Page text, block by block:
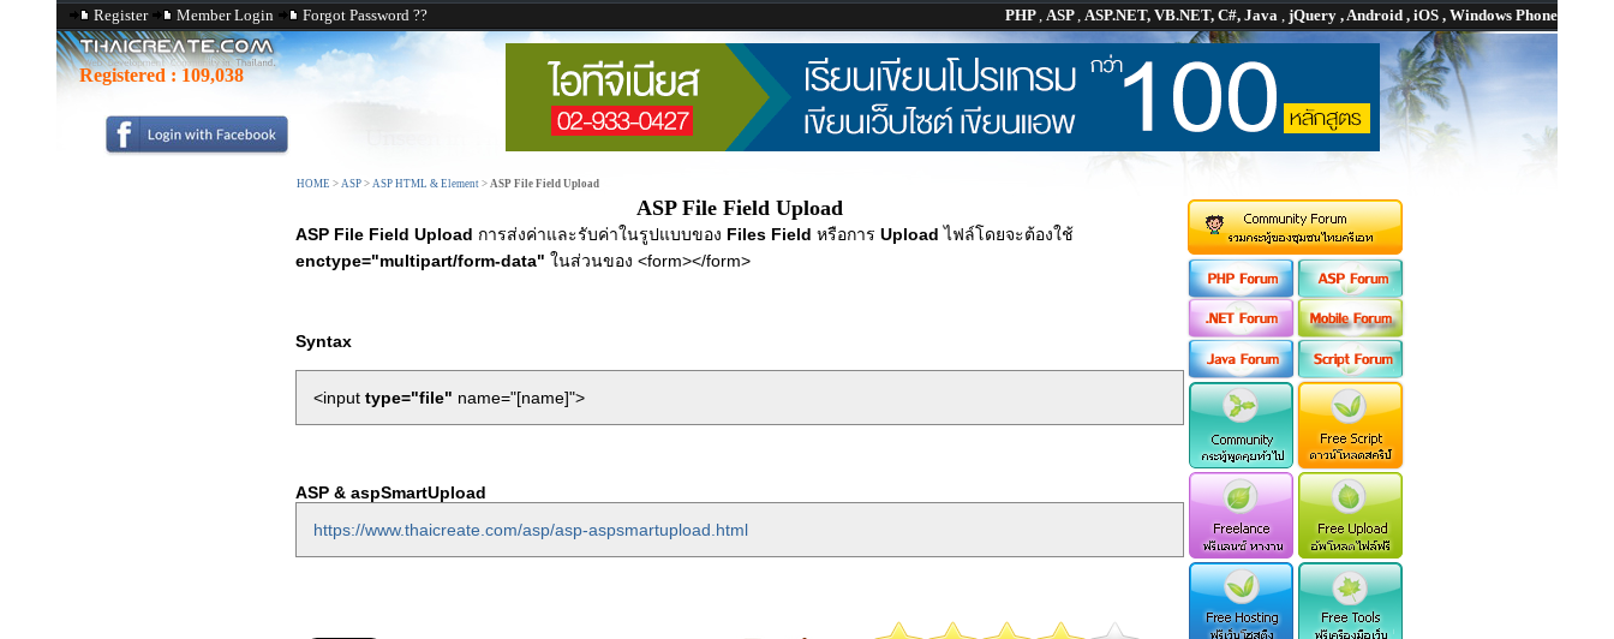
Register Member Login Forgot Password ?? PHP, ASP, ASP.NET, VB.NET, C#, Java , jQuery , Android , iOS , Windows Phone
Registered : 109,038
HOME > ASP > ASP HTML & Element > ASP File Field Upload
ASP File Field Upload
ASP File Field Upload การส่งค่าและรับค่าในรูปแบบของ Files Field หรือการ Upload ไฟล์โดยจะต้องใช้
enctype="multipart/form-data" ในส่วนของ <form></form>
Syntax
<input type="file" name="[name]">
ASP & aspSmartUpload
https://www.thaicreate.com/asp/asp-aspsmartupload.html